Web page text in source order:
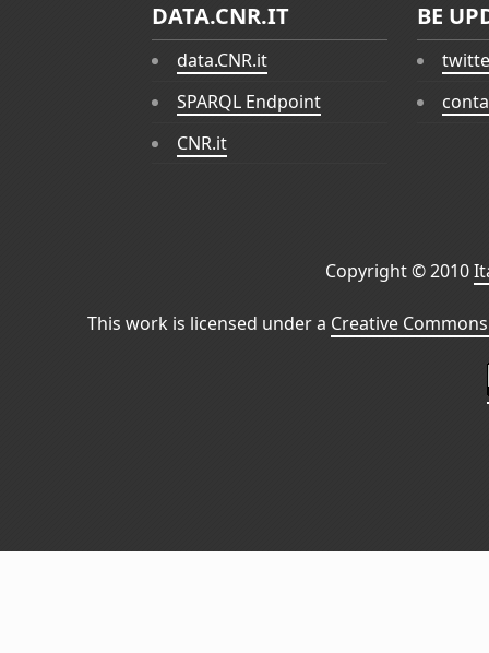
DATA.CNR.IT
data.CNR.it
SPARQL Endpoint
CNR.it
BE
Copyright © 2010
This work is licensed under a Creative